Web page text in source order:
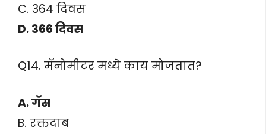
C. 364 दिवस
D. 366 दिवस
Q14. मॅनोमीटर मध्ये काय मोजतात?
A. गॅस
B. रक्तदाब